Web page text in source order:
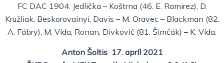
FC DAC 1904: Jedlička – Koštrna (46. E. Ramirez), D.
Kružliak, Beskorovainyi, Davis – M. Oravec – Blackman (82.
A. Fábry), M. Vida, Ronan, Divkovič (81. Šimčák) – K. Vida.
Anton Šoltis 17. apríl 2021